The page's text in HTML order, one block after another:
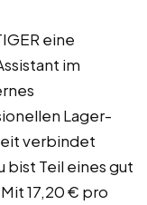
eine
im
Lager-
verbindet
bist Teil eines gut
17,20 € pro